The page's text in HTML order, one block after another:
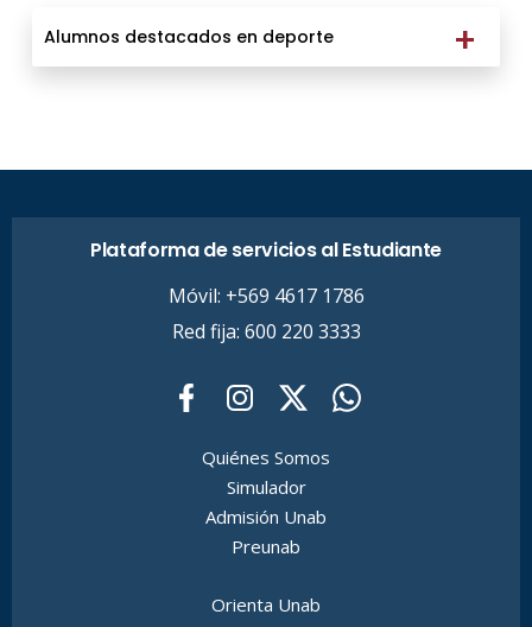
Alumnos destacados en deporte